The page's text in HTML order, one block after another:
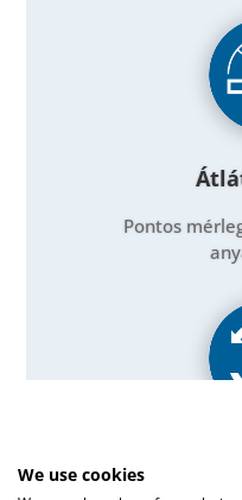
Pontos
hatékony
We use cookies